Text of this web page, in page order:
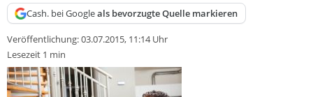
Cash. bei Googleals bevorzugte Quelle markieren
Veröffentlichung:03.07.2015, 11:14 Uhr
Lesezeit 1 min